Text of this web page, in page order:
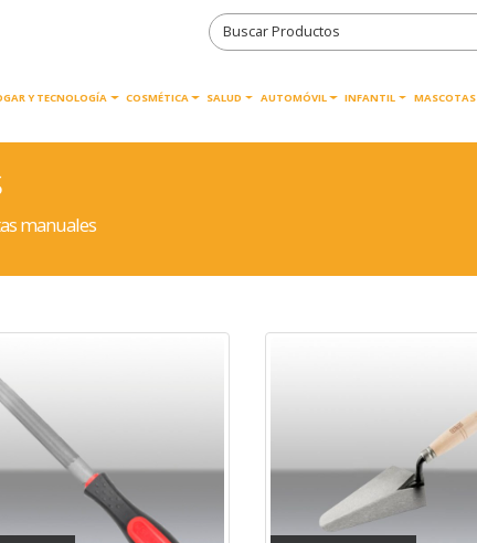
Y TECNOLOGÍA COSMÉTICA SALUD AUTOMÓVIL INFANTIL MASCOTAS
manuales